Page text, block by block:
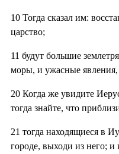
10 Тогда сказал им:
царство;
11 будут большие
моры, и ужасные явления,
20 Когда же увидите
тогда знайте, что
21 тогда находящиеся в
городе, выходи из него; и